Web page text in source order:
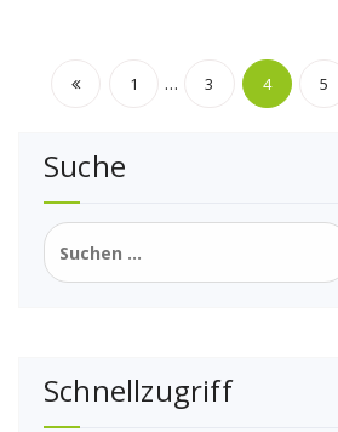
Beiträge
1 … 3 4 5
Suche
Suchen
nach:
Schnellzugriff